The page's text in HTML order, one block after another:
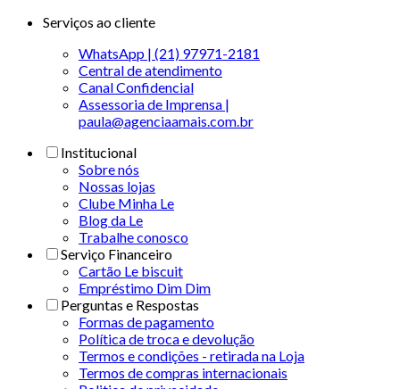
Serviços ao cliente
WhatsApp | (21) 97971-2181
Central de atendimento
Canal Confidencial
Assessoria de Imprensa |
paula@agenciaamais.com.br
Institucional
Sobre nós
Nossas lojas
Clube Minha Le
Blog da Le
Trabalhe conosco
Serviço Financeiro
Cartão Le biscuit
Empréstimo Dim Dim
Perguntas e Respostas
Formas de pagamento
Política de troca e devolução
Termos e condições - retirada na Loja
Termos de compras internacionais